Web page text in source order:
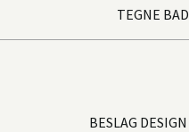
TEGNE BAD
BESLAG DESIGN